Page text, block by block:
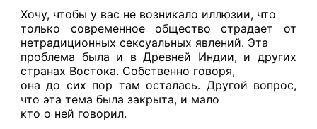
Хочу, чтобы у вас не возникало иллюзии, что
только современное общество страдает от
нетрадиционных сексуальных явлений. Эта
проблема была и в Древней Индии, и других
странах Востока. Собственно говоря,
она до сих пор там осталась. Другой вопрос,
что эта тема была закрыта, и мало
кто о ней говорил.